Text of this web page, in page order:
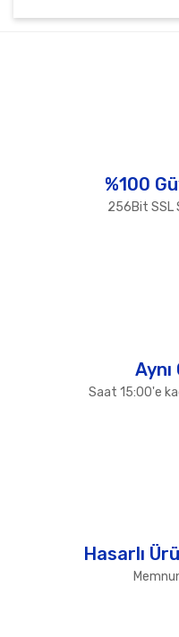
Ürün fiyatı diğer
%100
256Bit SSL
Saat 15:00'e
Hasarlı